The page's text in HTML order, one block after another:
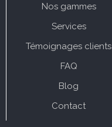
Nos gammes
Services
Témoignages clients
FAQ
Blog
Contact